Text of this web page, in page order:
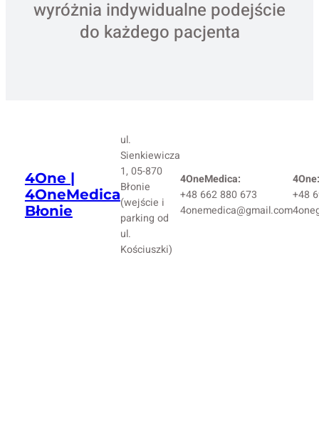
wyróżnia indywidualne podejście
do każdego pacjenta
4One |
4OneMedica
Błonie
ul.
Sienkiewicza
1, 05-870
Błonie
(wejście i
parking od
ul.
Kościuszki)
4OneMedica:
+48 662 880 673
4onemedica@gmail.com
4One:
+48